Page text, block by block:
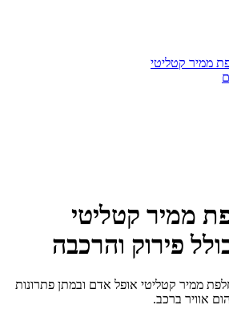
ממיר קטליטי
ממיר קטליטי
פירוק והרכבה
ממיר קטליטי אופל אדם ובמתן פתרונות
אוויר ברכב.